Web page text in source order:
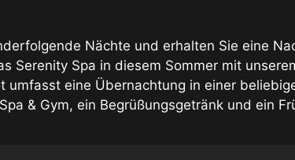
Nächte und erhalten Sie eine
Serenity Spa in diesem Sommer mit
umfasst eine Übernachtung in einer
& Gym, ein Begrüßungsgetränk und ein